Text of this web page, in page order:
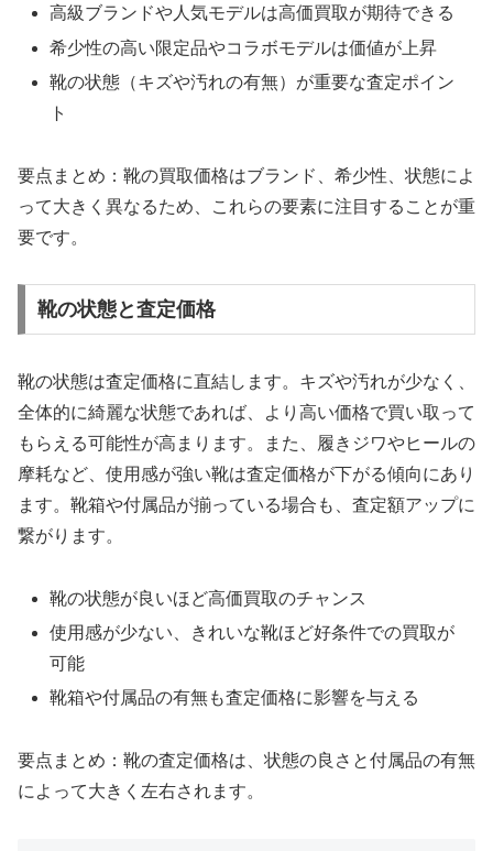
高級ブランドや人気モデルは高価買取が期待できる
希少性の高い限定品やコラボモデルは価値が上昇
靴の状態（キズや汚れの有無）が重要な査定ポイン
ト
要点まとめ：靴の買取価格はブランド、希少性、状態によ
って大きく異なるため、これらの要素に注目することが重
要です。
靴の状態と査定価格
靴の状態は査定価格に直結します。キズや汚れが少なく、
全体的に綺麗な状態であれば、より高い価格で買い取って
もらえる可能性が高まります。また、履きジワやヒールの
摩耗など、使用感が強い靴は査定価格が下がる傾向にあり
ます。靴箱や付属品が揃っている場合も、査定額アップに
繋がります。
靴の状態が良いほど高価買取のチャンス
使用感が少ない、きれいな靴ほど好条件での買取が
可能
靴箱や付属品の有無も査定価格に影響を与える
要点まとめ：靴の査定価格は、状態の良さと付属品の有無
によって大きく左右されます。